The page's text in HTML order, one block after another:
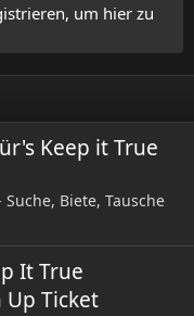
um hier zu
Keep it True
Suche, Biete, Tausche
It True
Ticket